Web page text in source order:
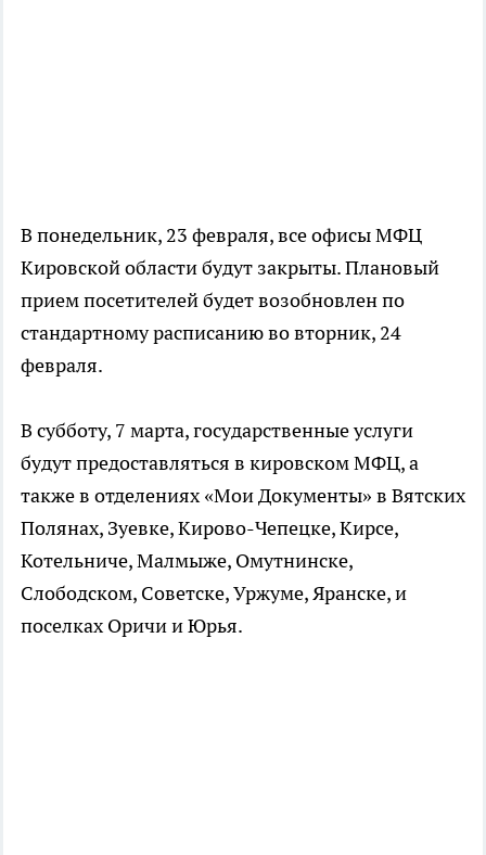
В понедельник, 23 февраля, все офисы МФЦ
Кировской области будут закрыты. Плановый
прием посетителей будет возобновлен по
стандартному расписанию во вторник, 24
февраля.
В субботу, 7 марта, государственные услуги
будут предоставляться в кировском МФЦ, а
также в отделениях «Мои Документы» в Вятских
Полянах, Зуевке, Кирово-Чепецке, Кирсе,
Котельниче, Малмыже, Омутнинске,
Слободском, Советске, Уржуме, Яранске, и
поселках Оричи и Юрья.